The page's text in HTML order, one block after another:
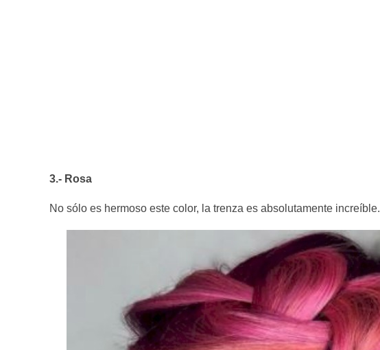
3.- Rosa
No sólo es hermoso este color, la trenza es absolutamente increíble.